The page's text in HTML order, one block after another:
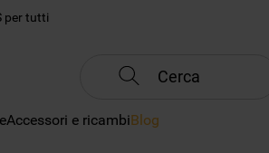
per tutti
Cerca
Accessori e ricambiBlog